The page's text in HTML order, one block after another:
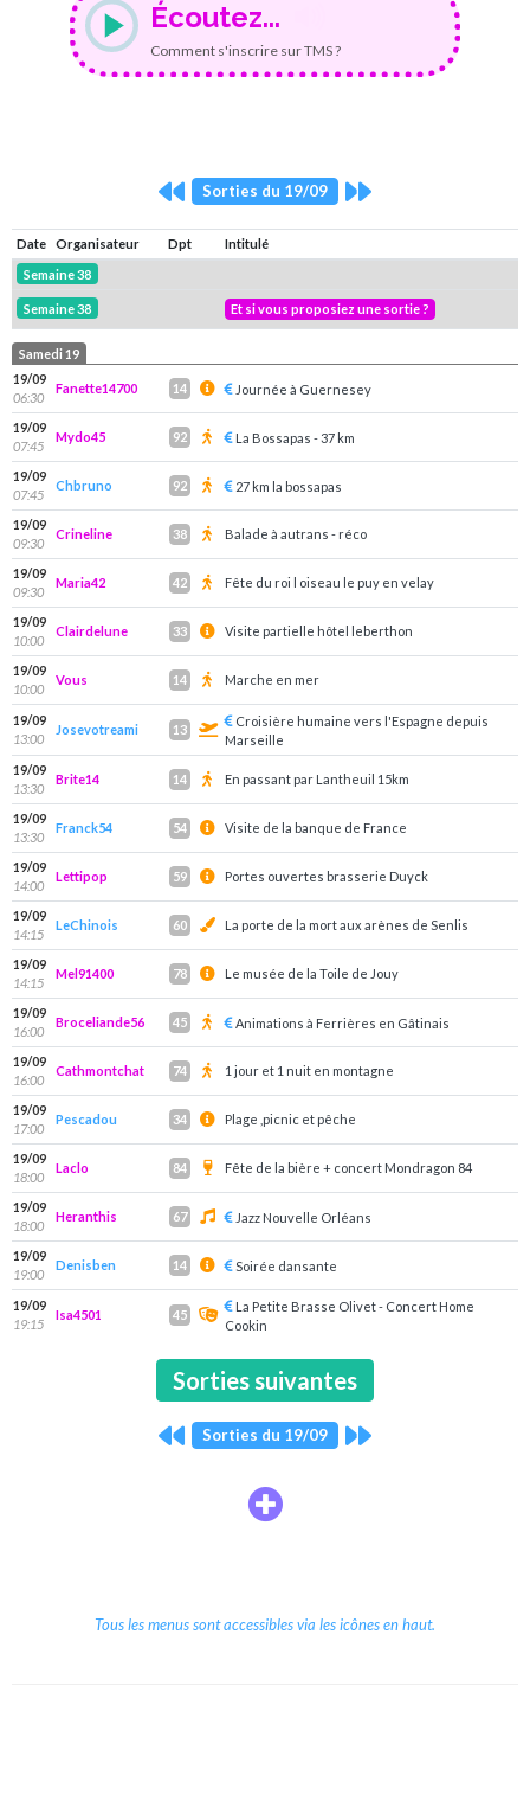
Écoutez...
Comment s'inscrire sur TMS ?
Sorties du 19/09
Date Organisateur Dpt
Intitulé
Semaine 38
Semaine 38 Et si vous proposiez une sortie ?
Samedi 19
19/09
06:30
Fanette14700 14 Journée à Guernesey
19/09
07:45
Mydo45 92 La Bossapas - 37 km
19/09
07:45
Chbruno 92 27 km la bossapas
19/09
09:30
Crineline 38 Balade à autrans - réco
19/09
09:30
Maria42 42 Fête du roi l oiseau le puy en velay
19/09
10:00
Clairdelune 33 Visite partielle hôtel leberthon
19/09
10:00
Vous 14 Marche en mer
19/09
13:00
Josevotreami 13
Croisière humaine vers l'Espagne depuis
Marseille
19/09
13:30
Brite14 14 En passant par Lantheuil 15km
19/09
13:30
Franck54 54 Visite de la banque de France
19/09
14:00
Lettipop 59 Portes ouvertes brasserie Duyck
19/09
14:15
LeChinois 60 La porte de la mort aux arènes de Senlis
19/09
14:15
Mel91400 78 Le musée de la Toile de Jouy
19/09
16:00
Broceliande56 45 Animations à Ferrières en Gâtinais
19/09
16:00
Cathmontchat 74 1 jour et 1 nuit en montagne
19/09
17:00
Pescadou 34 Plage ,picnic et pêche
19/09
18:00
Laclo 84 Fête de la bière + concert Mondragon 84
19/09
18:00
Heranthis 67 Jazz Nouvelle Orléans
19/09
19:00
Denisben 14 Soirée dansante
19/09
19:15
Isa4501 45
La Petite Brasse Olivet - Concert Home
Cookin
Sorties suivantes
Sorties du 19/09
Tous les menus sont accessibles via les icônes en haut.